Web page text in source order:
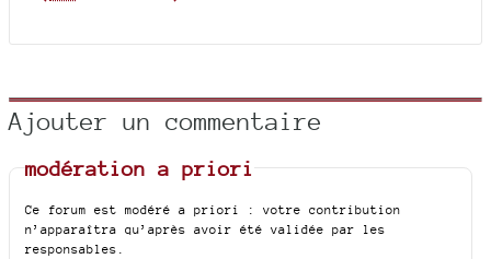
Ajouter un commentaire
modération a priori
Ce forum est modéré a priori : votre contribution
n’apparaîtra qu’après avoir été validée par les
responsables.